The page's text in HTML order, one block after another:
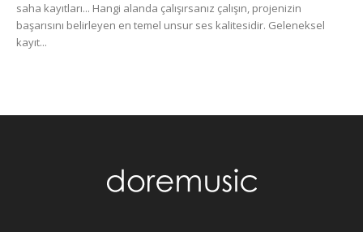
saha kayıtları... Hangi alanda çalışırsanız çalışın, projenizin
başarısını belirleyen en temel unsur ses kalitesidir. Geleneksel
kayıt...